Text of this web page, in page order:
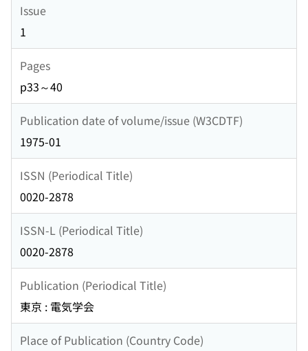
Issue
1
Pages
p33～40
Publication date of volume/issue (W3CDTF)
1975-01
ISSN (Periodical Title)
0020-2878
ISSN-L (Periodical Title)
0020-2878
Publication (Periodical Title)
東京 : 電気学会
Place of Publication (Country Code)